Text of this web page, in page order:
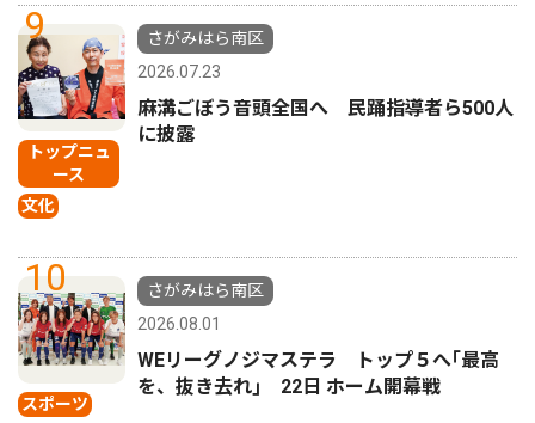
9
トップニュ
ース
文化
さがみはら南区
2026.07.23
麻溝ごぼう音頭全国へ 民踊指導者ら500人
に披露
10
スポーツ
さがみはら南区
2026.08.01
WEリーグノジマステラ トップ５へ｢最高
を、抜き去れ｣ 22日 ホーム開幕戦